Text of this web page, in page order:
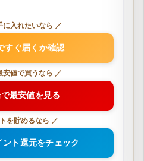
に入れたいなら ／
すぐ届くか確認
安値で買うなら ／
最安値を見る
を貯めるなら ／
ト還元をチェック